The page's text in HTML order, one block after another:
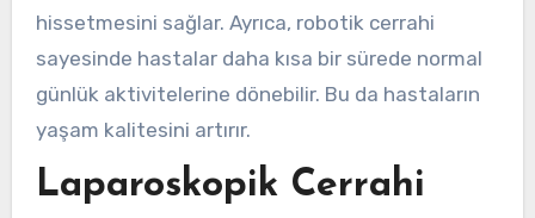
hissetmesini sağlar. Ayrıca, robotik cerrahi
sayesinde hastalar daha kısa bir sürede normal
günlük aktivitelerine dönebilir. Bu da hastaların
yaşam kalitesini artırır.
Laparoskopik Cerrahi